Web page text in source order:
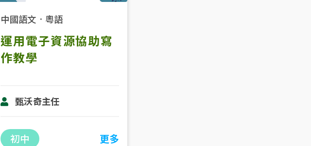
中國語文 ． 粵語
運用電子資源協助寫
作教學
甄沃奇主任
初中
更多